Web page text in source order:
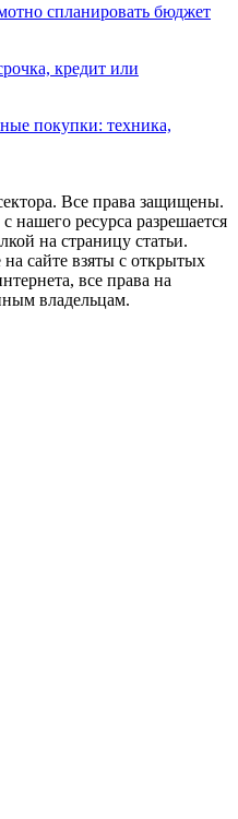
спланировать бюджет
кредит или
покупки: техника,
Все права защищены.
нашего ресурса разрешается
на страницу статьи.
сайте взяты с открытых
все права на
владельцам.